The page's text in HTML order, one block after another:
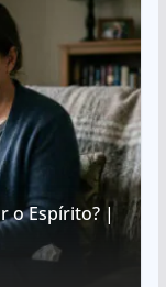
o Espírito? |